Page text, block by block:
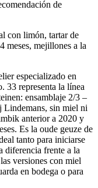
de
con limón, tartar de
meses, mejillones a la
especializado en
33 representa la línea
ensamblaje 2/3 –
Lindemans, sin miel ni
anterior a 2020 y
Es la oude geuze de
tanto para iniciarse
diferencia frente a la
versiones con miel
en bodega o para